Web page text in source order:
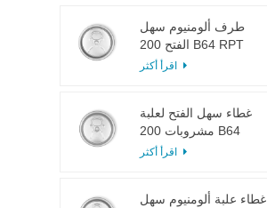
طرف ألومنيوم سهل
الفتح 200 B64 RPT
LOE
غطاء سهل الفتح لعلبة
مشروبات 200 B64
غطاء علبة ألومنيوم سهل